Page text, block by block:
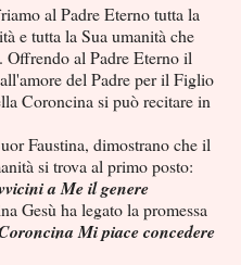
al Padre Eterno tutta la
e tutta la Sua umanità che
Offrendo al Padre Eterno il
del Padre per il Figlio
Coroncina si può recitare in
Faustina, dimostrano che il
si trova al primo posto:
a Me il genere
Gesù ha legato la promessa
Mi piace concedere